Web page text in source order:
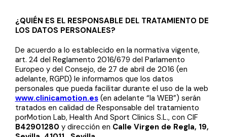
¿QUIÉN ES EL RESPONSABLE DEL TRATAMIENTO DE
LOS DATOS PERSONALES?
De acuerdo a lo establecido en la normativa vigente,
art. 24 del Reglamento 2016/679 del Parlamento
Europeo y del Consejo, de 27 de abril de 2016 (en
adelante, RGPD) le informamos que los datos
personales que pueda facilitar durante el uso de la web
www.clinicamotion.es (en adelante “la WEB”) serán
tratados en calidad de Responsable del tratamiento
porMotion Lab, Health And Sport Clinics S.L., con CIF
B42901280 y dirección en Calle Virgen de Regla, 19,